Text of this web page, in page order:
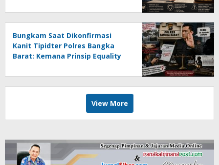
Tempuh Jalur Hukum
Bungkam Saat Dikonfirmasi
Kanit Tipidter Polres Bangka
Barat: Kemana Prinsip Equality
View More